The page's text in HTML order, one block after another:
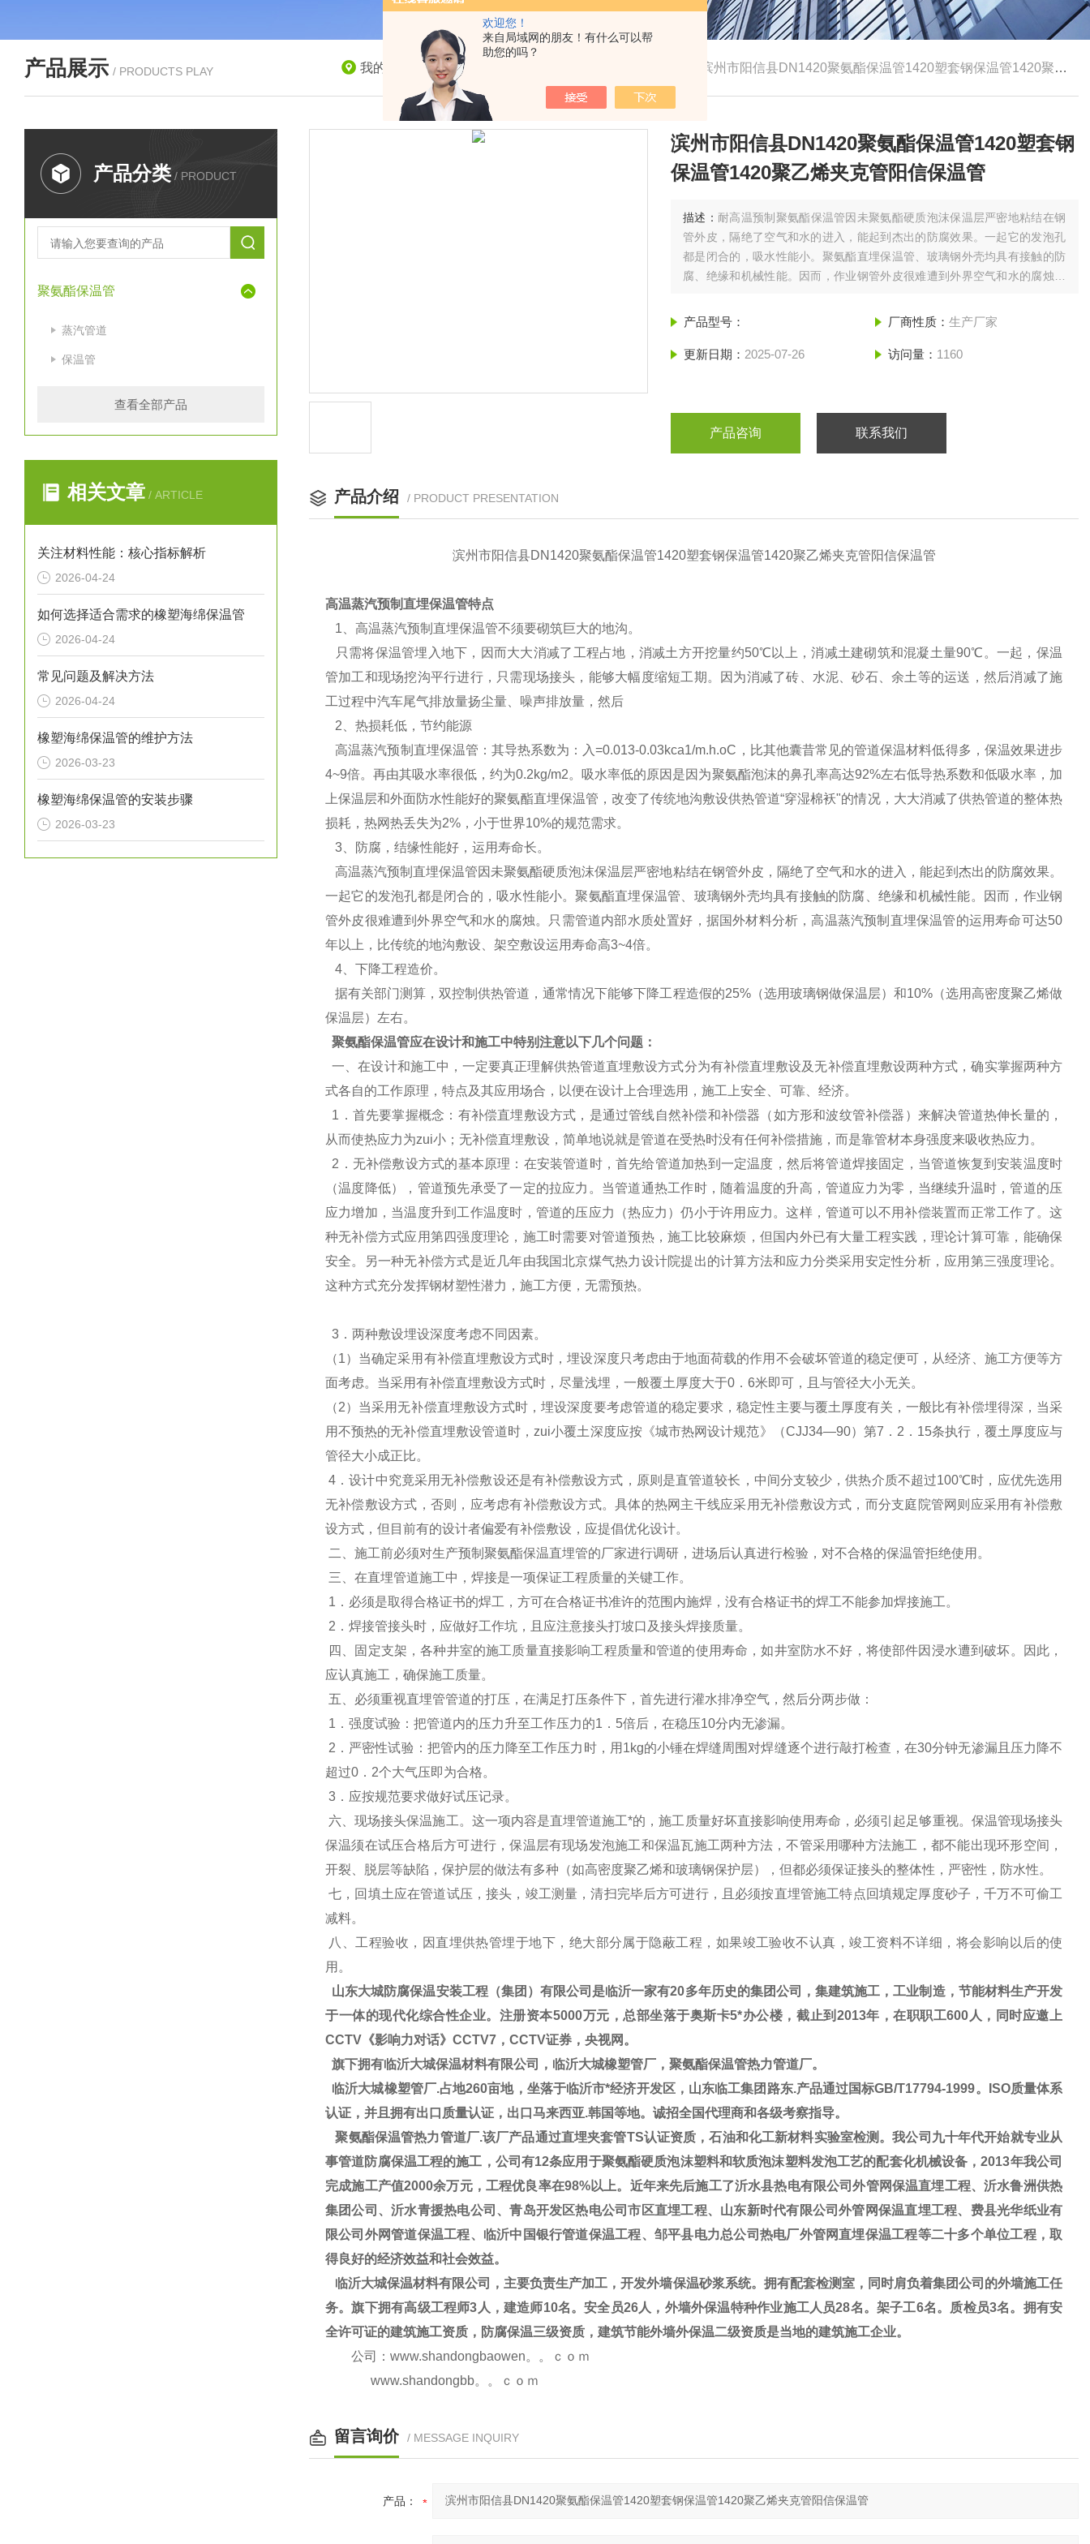
欢迎您！
来自局域网的朋友！有什么可以帮
助您的吗？
产品展示 / PRODUCTS PLAY 我的位置：首页> 滨州市阳信县DN1420聚氨酯保温管1420塑套钢保温管1420聚乙烯夹克管阳信保温管
产品分类 / PRODUCT
聚氨酯保温管
蒸汽管道
保温管
查看全部产品
相关文章 / ARTICLE
关注材料性能：核心指标解析
2026-04-24
如何选择适合需求的橡塑海绵保温管
2026-04-24
常见问题及解决方法
2026-04-24
橡塑海绵保温管的维护方法
2026-03-23
橡塑海绵保温管的安装步骤
2026-03-23
滨州市阳信县DN1420聚氨酯保温管1420塑套钢
保温管1420聚乙烯夹克管阳信保温管
描述： 耐高温预制聚氨酯保温管因未聚氨酯硬质泡沫保温层严密地粘结在钢
管外皮，隔绝了空气和水的进入，能起到杰出的防腐效果。一起它的发泡孔
都是闭合的，吸水性能小。聚氨酯直埋保温管、玻璃钢外壳均具有接触的防
腐、绝缘和机械性能。因而，作业钢管外皮很难遭到外界空气和水的腐烛。
信保温管
产品型号： 厂商性质： 生产厂家
更新日期： 2025-07-26 访问量： 1160
产品咨询 联系我们
产品介绍 / PRODUCT PRESENTATION
滨州市阳信县DN1420聚氨酯保温管1420塑套钢保温管1420聚乙烯夹克管阳信保温管
高温蒸汽预制直埋保温管特点
1、高温蒸汽预制直埋保温管不须要砌筑巨大的地沟。
只需将保温管埋入地下，因而大大消减了工程占地，消减土方开挖量约50℃以上，消减土建砌筑和混凝土量90℃。一起，保温
管加工和现场挖沟平行进行，只需现场接头，能够大幅度缩短工期。因为消减了砖、水泥、砂石、余土等的运送，然后消减了施
工过程中汽车尾气排放量扬尘量、噪声排放量，然后
2、热损耗低，节约能源
高温蒸汽预制直埋保温管：其导热系数为：入=0.013-0.03kca1/m.h.oC，比其他囊昔常见的管道保温材料低得多，保温效果进步
4~9倍。再由其吸水率很低，约为0.2kg/m2。吸水率低的原因是因为聚氨酯泡沫的鼻孔率高达92%左右低导热系数和低吸水率，加
上保温层和外面防水性能好的聚氨酯直埋保温管，改变了传统地沟敷设供热管道“穿湿棉袄"的情况，大大消减了供热管道的整体热
损耗，热网热丢失为2%，小于世界10%的规范需求。
3、防腐，结缘性能好，运用寿命长。
高温蒸汽预制直埋保温管因未聚氨酯硬质泡沫保温层严密地粘结在钢管外皮，隔绝了空气和水的进入，能起到杰出的防腐效果。
一起它的发泡孔都是闭合的，吸水性能小。聚氨酯直埋保温管、玻璃钢外壳均具有接触的防腐、绝缘和机械性能。因而，作业钢
管外皮很难遭到外界空气和水的腐烛。只需管道内部水质处置好，据国外材料分析，高温蒸汽预制直埋保温管的运用寿命可达50
年以上，比传统的地沟敷设、架空敷设运用寿命高3~4倍。
4、下降工程造价。
据有关部门测算，双控制供热管道，通常情况下能够下降工程造假的25%（选用玻璃钢做保温层）和10%（选用高密度聚乙烯做
保温层）左右。
聚氨酯保温管应在设计和施工中特别注意以下几个问题：
一、在设计和施工中，一定要真正理解供热管道直埋敷设方式分为有补偿直埋敷设及无补偿直埋敷设两种方式，确实掌握两种方
式各自的工作原理，特点及其应用场合，以便在设计上合理选用，施工上安全、可靠、经济。
1．首先要掌握概念：有补偿直埋敷设方式，是通过管线自然补偿和补偿器（如方形和波纹管补偿器）来解决管道热伸长量的，
从而使热应力为zui小；无补偿直埋敷设，简单地说就是管道在受热时没有任何补偿措施，而是靠管材本身强度来吸收热应力。
2．无补偿敷设方式的基本原理：在安装管道时，首先给管道加热到一定温度，然后将管道焊接固定，当管道恢复到安装温度时
（温度降低），管道预先承受了一定的拉应力。当管道通热工作时，随着温度的升高，管道应力为零，当继续升温时，管道的压
应力增加，当温度升到工作温度时，管道的压应力（热应力）仍小于许用应力。这样，管道可以不用补偿装置而正常工作了。这
种无补偿方式应用第四强度理论，施工时需要对管道预热，施工比较麻烦，但国内外已有大量工程实践，理论计算可靠，能确保
安全。另一种无补偿方式是近几年由我国北京煤气热力设计院提出的计算方法和应力分类采用安定性分析，应用第三强度理论。
这种方式充分发挥钢材塑性潜力，施工方便，无需预热。
3．两种敷设埋设深度考虑不同因素。
（1）当确定采用有补偿直埋敷设方式时，埋设深度只考虑由于地面荷载的作用不会破坏管道的稳定便可，从经济、施工方便等方
面考虑。当采用有补偿直埋敷设方式时，尽量浅埋，一般覆土厚度大于0．6米即可，且与管径大小无关。
（2）当采用无补偿直埋敷设方式时，埋设深度要考虑管道的稳定要求，稳定性主要与覆土厚度有关，一般比有补偿埋得深，当采
用不预热的无补偿直埋敷设管道时，zui小覆土深度应按《城市热网设计规范》（CJJ34—90）第7．2．15条执行，覆土厚度应与
管径大小成正比。
4．设计中究竟采用无补偿敷设还是有补偿敷设方式，原则是直管道较长，中间分支较少，供热介质不超过100℃时，应优先选用
无补偿敷设方式，否则，应考虑有补偿敷设方式。具体的热网主干线应采用无补偿敷设方式，而分支庭院管网则应采用有补偿敷
设方式，但目前有的设计者偏爱有补偿敷设，应提倡优化设计。
二、施工前必须对生产预制聚氨酯保温直埋管的厂家进行调研，进场后认真进行检验，对不合格的保温管拒绝使用。
三、在直埋管道施工中，焊接是一项保证工程质量的关键工作。
1．必须是取得合格证书的焊工，方可在合格证书准许的范围内施焊，没有合格证书的焊工不能参加焊接施工。
2．焊接管接头时，应做好工作坑，且应注意接头打坡口及接头焊接质量。
四、固定支架，各种井室的施工质量直接影响工程质量和管道的使用寿命，如井室防水不好，将使部件因浸水遭到破坏。因此，
应认真施工，确保施工质量。
五、必须重视直埋管管道的打压，在满足打压条件下，首先进行灌水排净空气，然后分两步做：
1．强度试验：把管道内的压力升至工作压力的1．5倍后，在稳压10分内无渗漏。
2．严密性试验：把管内的压力降至工作压力时，用1kg的小锤在焊缝周围对焊缝逐个进行敲打检查，在30分钟无渗漏且压力降不
超过0．2个大气压即为合格。
3．应按规范要求做好试压记录。
六、现场接头保温施工。这一项内容是直埋管道施工*的，施工质量好坏直接影响使用寿命，必须引起足够重视。保温管现场接头
保温须在试压合格后方可进行，保温层有现场发泡施工和保温瓦施工两种方法，不管采用哪种方法施工，都不能出现环形空间，
开裂、脱层等缺陷，保护层的做法有多种（如高密度聚乙烯和玻璃钢保护层），但都必须保证接头的整体性，严密性，防水性。
七，回填土应在管道试压，接头，竣工测量，清扫完毕后方可进行，且必须按直埋管施工特点回填规定厚度砂子，千万不可偷工
减料。
八、工程验收，因直埋供热管埋于地下，绝大部分属于隐蔽工程，如果竣工验收不认真，竣工资料不详细，将会影响以后的使
用。
山东大城防腐保温安装工程（集团）有限公司是临沂一家有20多年历史的集团公司，集建筑施工，工业制造，节能材料生产开发
于一体的现代化综合性企业。注册资本5000万元，总部坐落于奥斯卡5*办公楼，截止到2013年，在职职工600人，同时应邀上
CCTV《影响力对话》CCTV7，CCTV证券，央视网。
旗下拥有临沂大城保温材料有限公司，临沂大城橡塑管厂，聚氨酯保温管热力管道厂。
临沂大城橡塑管厂.占地260亩地，坐落于临沂市*经济开发区，山东临工集团路东.产品通过国标GB/T17794-1999。ISO质量体系
认证，并且拥有出口质量认证，出口马来西亚.韩国等地。诚招全国代理商和各级考察指导。
聚氨酯保温管热力管道厂.该厂产品通过直埋夹套管TS认证资质，石油和化工新材料实验室检测。我公司九十年代开始就专业从
事管道防腐保温工程的施工，公司有12条应用于聚氨酯硬质泡沫塑料和软质泡沫塑料发泡工艺的配套化机械设备，2013年我公司
完成施工产值2000余万元，工程优良率在98%以上。近年来先后施工了沂水县热电有限公司外管网保温直埋工程、沂水鲁洲供热
集团公司、沂水青援热电公司、青岛开发区热电公司市区直埋工程、山东新时代有限公司外管网保温直埋工程、费县光华纸业有
限公司外网管道保温工程、临沂中国银行管道保温工程、邹平县电力总公司热电厂外管网直埋保温工程等二十多个单位工程，取
得良好的经济效益和社会效益。
临沂大城保温材料有限公司，主要负责生产加工，开发外墙保温砂浆系统。拥有配套检测室，同时肩负着集团公司的外墙施工任
务。旗下拥有高级工程师3人，建造师10名。安全员26人，外墙外保温特种作业施工人员28名。架子工6名。质检员3名。拥有安
全许可证的建筑施工资质，防腐保温三级资质，建筑节能外墙外保温二级资质是当地的建筑施工企业。
公司：www.shandongbaowen。。ｃｏｍ
www.shandongbb。。ｃｏｍ
留言询价 / MESSAGE INQUIRY
产品：